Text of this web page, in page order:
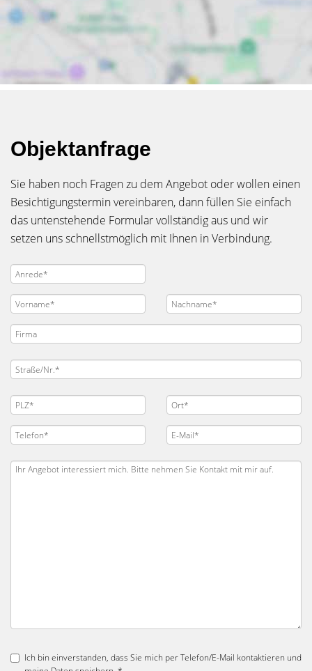
Objektanfrage
Sie haben noch Fragen zu dem Angebot oder wollen einen
Besichtigungstermin vereinbaren, dann füllen Sie einfach
das untenstehende Formular vollständig aus und wir
setzen uns schnellstmöglich mit Ihnen in Verbindung.
Ich bin einverstanden, dass Sie mich per Telefon/E-Mail kontaktieren und